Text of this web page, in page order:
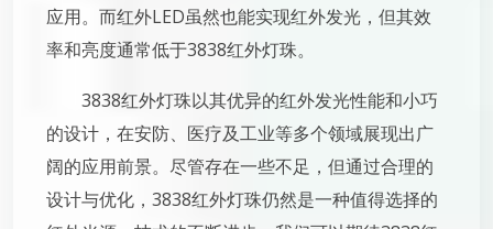
应用。而红外LED虽然也能实现红外发光，但其效
率和亮度通常低于3838红外灯珠。
3838红外灯珠以其优异的红外发光性能和小巧
的设计，在安防、医疗及工业等多个领域展现出广
阔的应用前景。尽管存在一些不足，但通过合理的
设计与优化，3838红外灯珠仍然是一种值得选择的